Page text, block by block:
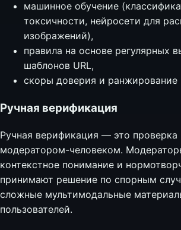
машинное обучение
токсичности, нейросети для
изображений),
правила на основе регулярных
шаблонов URL,
скоры доверия и ранжирование
Ручная верификация
Ручная верификация — это проверка
модератором-человеком.
контекстное понимание и
принимают решение по спорным
сложные мультимодальные
пользователей.